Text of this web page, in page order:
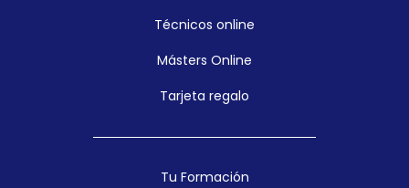
Técnicos online
Másters Online
Tarjeta regalo
Tu Formación